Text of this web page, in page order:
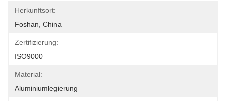
Herkunftsort:
Foshan, China
Zertifizierung:
ISO9000
Material:
Aluminiumlegierung